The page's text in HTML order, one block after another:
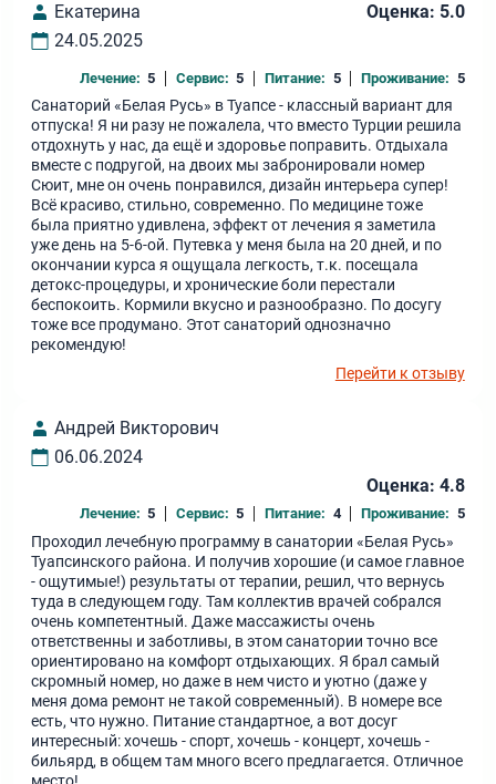
Екатерина
24.05.2025
Оценка: 5.0
Лечение: 5 Сервис: 5 Питание: 5 Проживание: 5
Санаторий «Белая Русь» в Туапсе - классный вариант для
отпуска! Я ни разу не пожалела, что вместо Турции решила
отдохнуть у нас, да ещё и здоровье поправить. Отдыхала
вместе с подругой, на двоих мы забронировали номер
Сюит, мне он очень понравился, дизайн интерьера супер!
Всё красиво, стильно, современно. По медицине тоже
была приятно удивлена, эффект от лечения я заметила
уже день на 5-6-ой. Путевка у меня была на 20 дней, и по
окончании курса я ощущала легкость, т.к. посещала
детокс-процедуры, и хронические боли перестали
беспокоить. Кормили вкусно и разнообразно. По досугу
тоже все продумано. Этот санаторий однозначно
рекомендую!
Перейти к отзыву
Андрей Викторович
06.06.2024
Оценка: 4.8
Лечение: 5 Сервис: 5 Питание: 4 Проживание: 5
Проходил лечебную программу в санатории «Белая Русь»
Туапсинского района. И получив хорошие (и самое главное
- ощутимые!) результаты от терапии, решил, что вернусь
туда в следующем году. Там коллектив врачей собрался
очень компетентный. Даже массажисты очень
ответственны и заботливы, в этом санатории точно все
ориентировано на комфорт отдыхающих. Я брал самый
скромный номер, но даже в нем чисто и уютно (даже у
меня дома ремонт не такой современный). В номере все
есть, что нужно. Питание стандартное, а вот досуг
интересный: хочешь - спорт, хочешь - концерт, хочешь -
бильярд, в общем там много всего предлагается. Отличное